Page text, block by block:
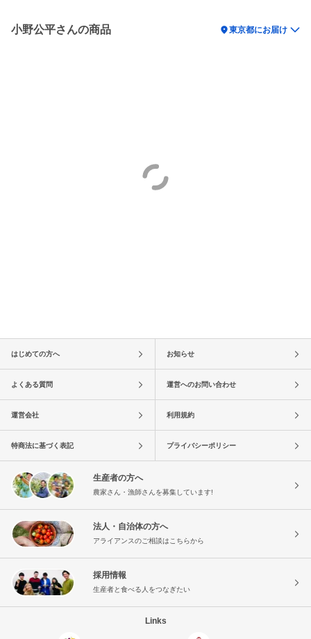
小野公平さんの商品 location_on東京都にお届け
はじめての方へ お知らせ
よくある質問 運営へのお問い合わせ
運営会社 利用規約
特商法に基づく表記 プライバシーポリシー
生産者の方へ
農家さん・漁師さんを募集しています!
法人・自治体の方へ
アライアンスのご相談はこちらから
採用情報
生産者と食べる人をつなぎたい
Links